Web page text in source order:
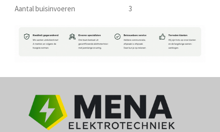
Aantal buisinvoeren
3